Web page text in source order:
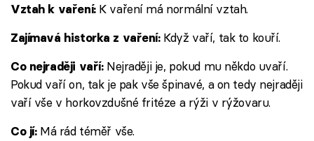
Vztah k vaření: K vaření má normální vztah.
Zajímavá historka z vaření: Když vaří, tak to kouří.
Co nejraději vaří: Nejraději je, pokud mu někdo uvaří.
Pokud vaří on, tak je pak vše špinavé, a on tedy nejraději
vaří vše v horkovzdušné fritéze a rýži v rýžovaru.
Co jí:Má rád téměř vše.